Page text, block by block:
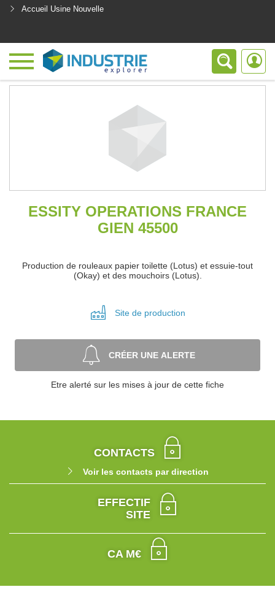
Accueil Usine Nouvelle
ESSITY OPERATIONS FRANCE
GIEN 45500
Production de rouleaux papier toilette (Lotus) et essuie-tout
(Okay) et des mouchoirs (Lotus).
Site de production
CRÉER UNE ALERTE
Etre alerté sur les mises à jour de cette fiche
CONTACTS
Voir les contacts par direction
EFFECTIF
SITE
CA M€